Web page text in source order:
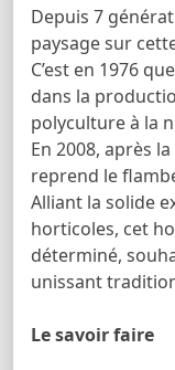
Depuis 7
paysage sur
C’est en 1976
dans la
polyculture à la
En 2008, après
reprend le
Alliant la solide
horticoles, cet
déterminé,
unissant
Le savoir faire